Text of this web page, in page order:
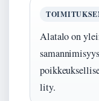
Alatalo on
lity.